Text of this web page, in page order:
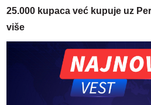
25.000 kupaca već kupuje uz
više